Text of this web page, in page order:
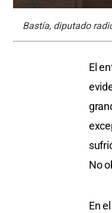
Bastía, diputado
El
No
En